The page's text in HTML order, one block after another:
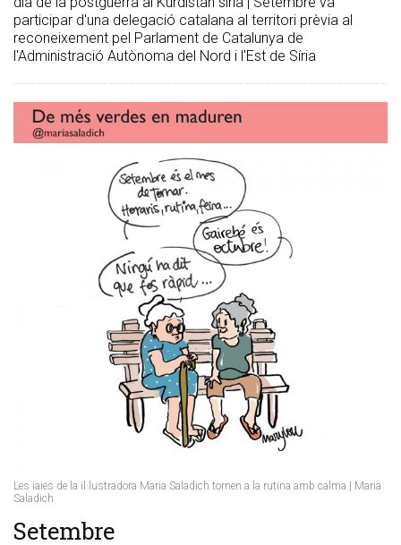
participar d'una delegació catalana al territori prèvia al
reconeixement pel Parlament de Catalunya de
l'Administració Autònoma del Nord i l'Est de Síria
Les iaies de la il·lustradora Maria Saladich tornen a la rutina amb calma | Maria
Saladich
Setembre